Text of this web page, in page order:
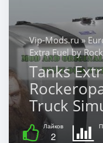
Vip-Mods.ru»
Extra Fuel by
Tanks
Truck
Лайков
2